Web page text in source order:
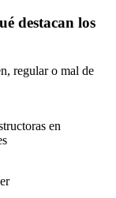
destacan los
regular o mal de
en